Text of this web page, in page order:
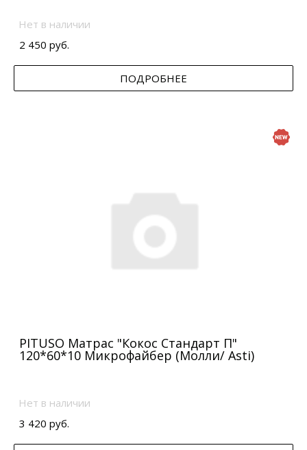
Нет в наличии
2 450 руб.
ПОДРОБНЕЕ
PITUSO Матрас "Кокос Стандарт П"
120*60*10 Микрофайбер (Молли/ Asti)
Нет в наличии
3 420 руб.